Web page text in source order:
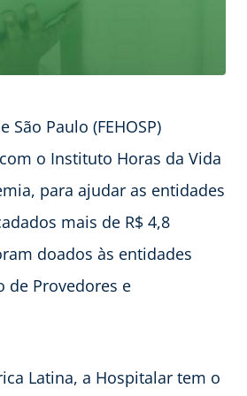
Paulo (FEHOSP)
o Instituto Horas da Vida
para ajudar as entidades
mais de R$ 4,8
doados às entidades
de Provedores e
Latina, a Hospitalar tem o